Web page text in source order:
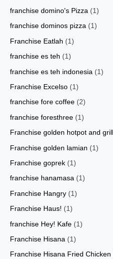
franchise domino's Pizza (1)
franchise dominos pizza (1)
Franchise Eatlah (1)
franchise es teh (1)
franchise es teh indonesia (1)
Franchise Excelso (1)
franchise fore coffee (2)
franchise foresthree (1)
Franchise golden hotpot and grill
Franchise golden lamian (1)
Franchise goprek (1)
franchise hanamasa (1)
Franchise Hangry (1)
Franchise Haus! (1)
franchise Hey! Kafe (1)
Franchise Hisana (1)
Franchise Hisana Fried Chicken